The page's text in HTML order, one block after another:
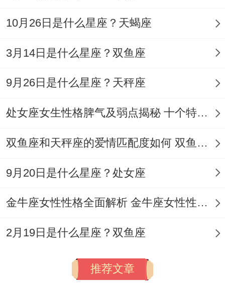
处理感情纠纷
财帛禁忌:岁破方西北忌堆放杂物,易引发意
是思维迸发的创新之年也是心灵成长的淬炼
之期。
我们应该怎么办应对？当立春首日（2025年
云，建议再东南太岁位焚香 - 将水瓶座的天
星轨迹中书写属于自己的命运华章.
10月26日是什么星座？天蝎座
3月14日是什么星座？双鱼座
9月26日是什么星座？天秤座
处女座女生性格脾气及弱点揭秘 十个特点惊人！
双鱼座和天秤座的爱情匹配度如何 双鱼天秤缘分会怎样
9月20日是什么星座？处女座
金牛座女性性格全面解析 金牛座女性性格与脾气全揭秘
2月19日是什么星座？双鱼座
推荐文章